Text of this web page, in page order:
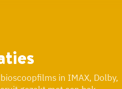
in IMAX, Dolby,